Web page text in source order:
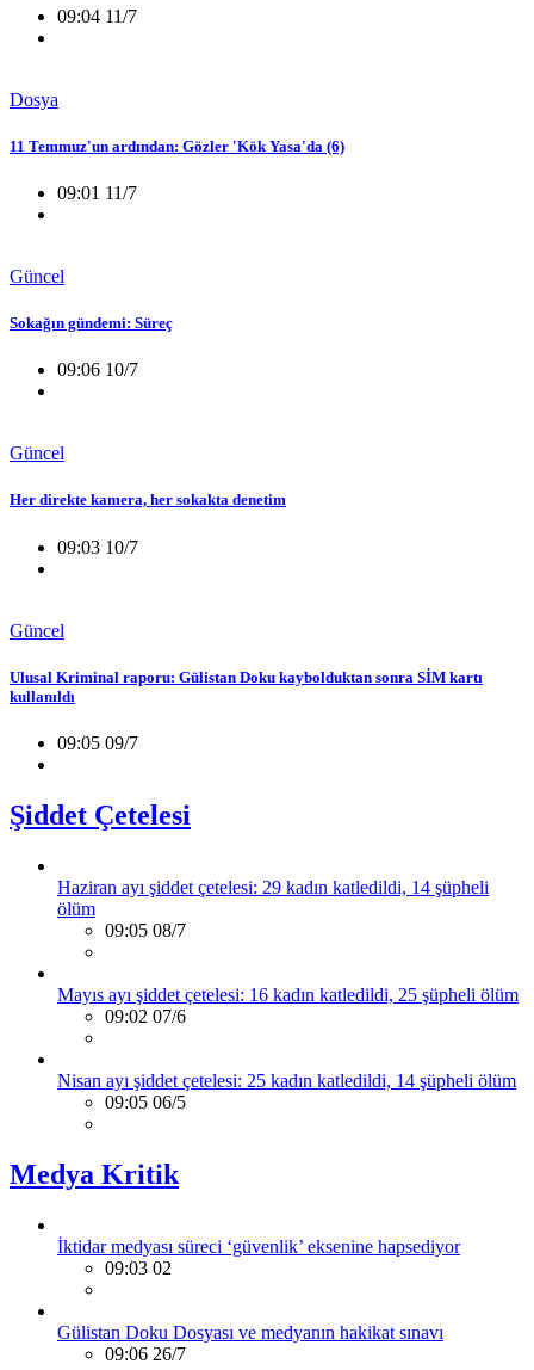
09:04 11/7
Dosya
11 Temmuz'un ardından: Gözler 'Kök Yasa'da (6)
09:01 11/7
Güncel
Sokağın gündemi: Süreç
09:06 10/7
Güncel
Her direkte kamera, her sokakta denetim
09:03 10/7
Güncel
Ulusal Kriminal raporu: Gülistan Doku kaybolduktan sonra SİM kartı
kullanıldı
09:05 09/7
Şiddet Çetelesi
Haziran ayı şiddet çetelesi: 29 kadın katledildi, 14 şüpheli
ölüm
09:05 08/7
Mayıs ayı şiddet çetelesi: 16 kadın katledildi, 25 şüpheli ölüm
09:02 07/6
Nisan ayı şiddet çetelesi: 25 kadın katledildi, 14 şüpheli ölüm
09:05 06/5
Medya Kritik
İktidar medyası süreci ‘güvenlik’ eksenine hapsediyor
09:03 02
Gülistan Doku Dosyası ve medyanın hakikat sınavı
09:06 26/7